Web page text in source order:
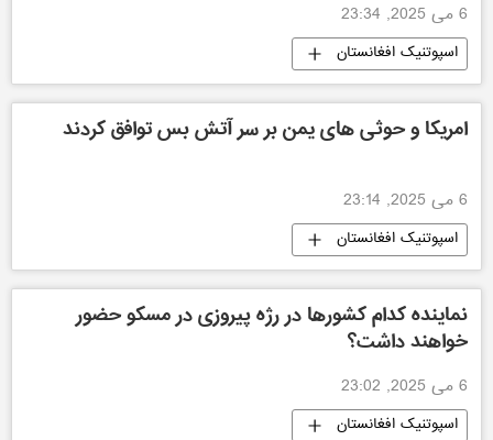
6 می 2025, 23:34
اسپوتنیک افغانستان
امریکا و حوثی های یمن بر سر آتش بس توافق کردند
6 می 2025, 23:14
اسپوتنیک افغانستان
نماینده کدام کشورها در رژه پیروزی در مسکو حضور
خواهند داشت؟
6 می 2025, 23:02
اسپوتنیک افغانستان